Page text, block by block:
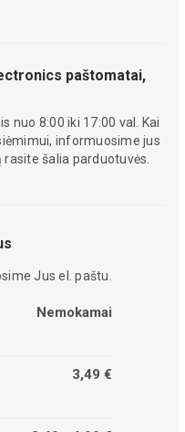
paštomatai,
nuo 8:00 iki 17:00 val. Kai
informuosime jus
šalia parduotuvės.
Jus el. paštu.
Nemokamai
3,49 €